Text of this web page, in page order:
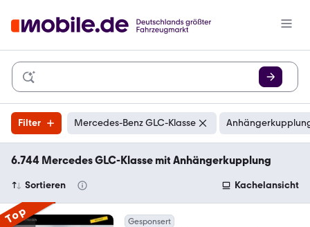
Filter Mercedes-Benz GLC-Klasse
6.744 Mercedes GLC-Klasse mit Anhängerkupplung
Sortieren Kachelansicht
Top Gesponsert